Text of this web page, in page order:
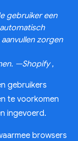
gebruiker een
zorgen
—Shopify,
gebruikers
te voorkomen
ingevoerd.
browsers